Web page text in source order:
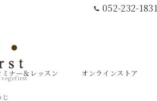
052-232-1831
vegefirst
ミナー＆レッスン オンラインストア